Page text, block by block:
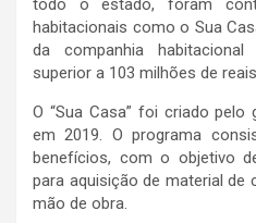
todo o estado, foram
habitacionais como o Sua
da companhia
superior a 103 milhões de
O “Sua Casa” foi criado pelo
em 2019. O programa
benefícios, com o objetivo
para aquisição de material de
mão de obra.